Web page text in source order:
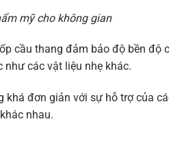
mỹ cho không gian
cầu thang đảm bảo độ bền độ
như các vật liệu nhẹ khác.
khá đơn giản với sự hỗ trợ của
nhau.